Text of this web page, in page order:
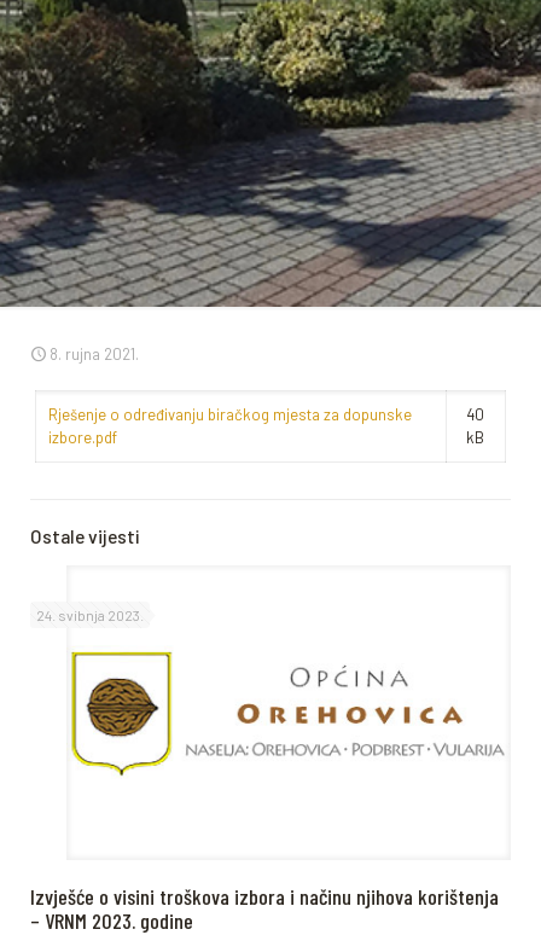
8. rujna 2021.
Rješenje o određivanju biračkog mjesta za dopunske
izbore.pdf
40
kB
Ostale vijesti
24. svibnja 2023.
Izvješće o visini troškova izbora i načinu njihova korištenja
– VRNM 2023. godine